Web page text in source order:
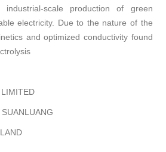
scale production of green
electricity. Due to the nature of the
and optimized conductivity found